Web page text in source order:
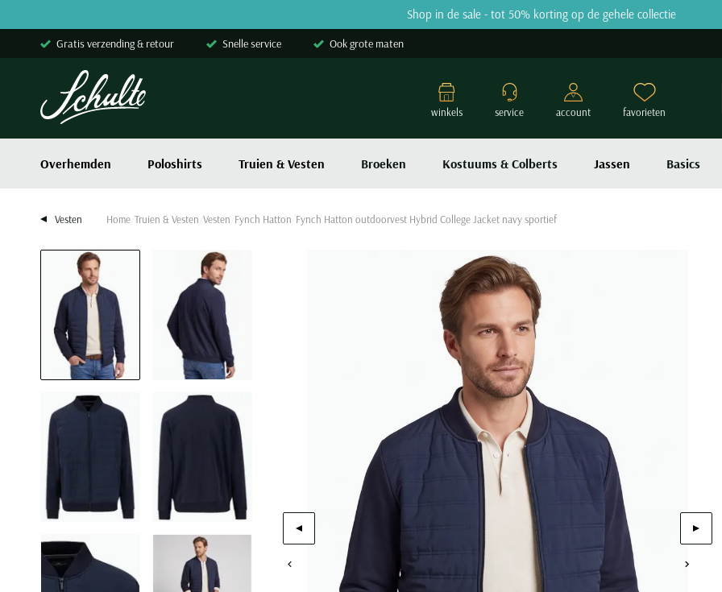
Shop in de sale - tot 50% korting op de gehele collectie
Gratis verzending & retour Snelle service Ook grote maten
Overhemden Poloshirts Truien & Vesten Broeken Kostuums & Colberts Jassen Basics
winkels service account favorieten
Vesten Home Truien & Vesten Vesten Fynch Hatton Fynch Hatton outdoorvest Hybrid College Jacket navy sportief